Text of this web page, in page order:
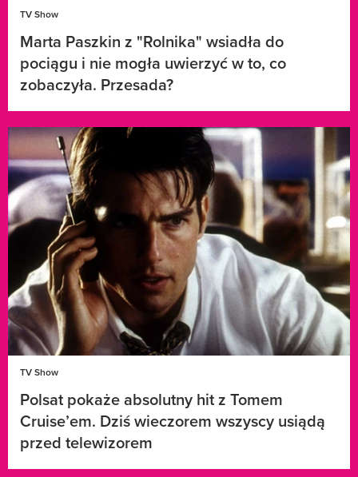
TV Show
Marta Paszkin z "Rolnika" wsiadła do
pociągu i nie mogła uwierzyć w to, co
zobaczyła. Przesada?
TV Show
Polsat pokaże absolutny hit z Tomem
Cruise’em. Dziś wieczorem wszyscy usiądą
przed telewizorem